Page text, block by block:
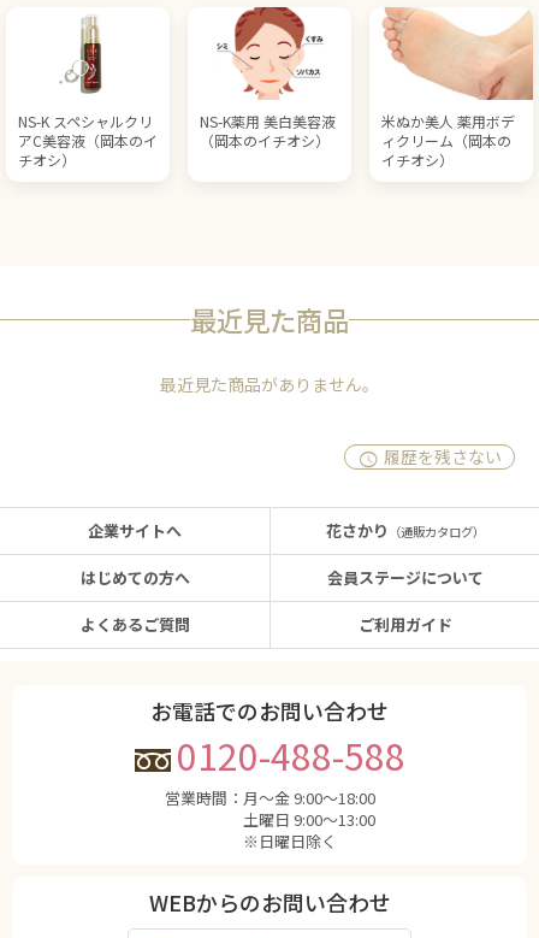
NS-K スペシャルクリ
アC美容液（岡本のイ
チオシ）
NS-K薬用 美白美容液
（岡本のイチオシ）
米ぬか美人 薬用ボデ
ィクリーム（岡本の
イチオシ）
最近見た商品
最近見た商品がありません。
履歴を残さない
企業サイトへ
はじめての方へ
よくあるご質問
花さかり （通販カタログ）
会員ステージについて
ご利用ガイド
お電話でのお問い合わせ
0120-488-588
営業時間： 月〜金 9:00〜18:00
土曜日 9:00〜13:00
※日曜日除く
WEBからのお問い合わせ